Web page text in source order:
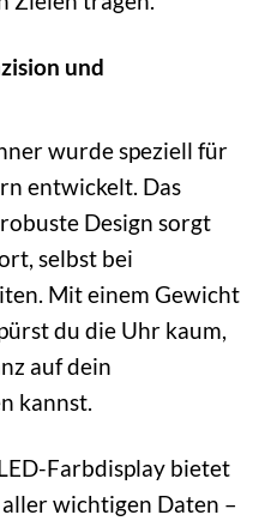
und
wurde speziell für
entwickelt. Das
Design sorgt
selbst bei
Mit einem Gewicht
du die Uhr kaum,
auf dein
kannst.
Farbdisplay bietet
wichtigen Daten –